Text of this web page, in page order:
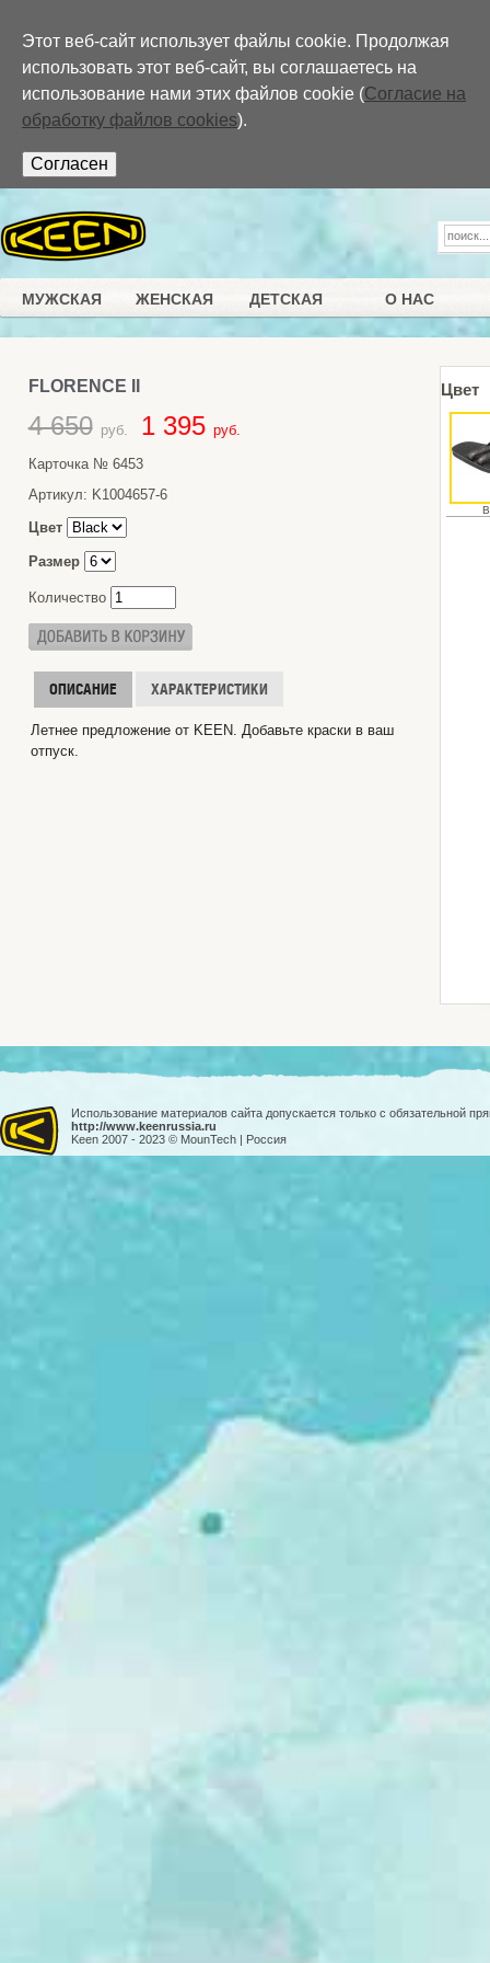
Этот веб-сайт использует файлы cookie. Продолжая
использовать этот веб-сайт, вы соглашаетесь на
использование нами этих файлов cookie (Согласие на
обработку файлов cookies).
МУЖСКАЯ ЖЕНСКАЯ ДЕТСКАЯ О НАС
FLORENCE II
4 650 руб. 1 395 руб.
Карточка № 6453
Артикул: K1004657-6
Цвет
Размер
Количество
ОПИСАНИЕ ХАРАКТЕРИСТИКИ
Летнее предложение от KEEN. Добавьте краски в ваш
отпуск.
Цвет
Использование материалов сайта допускается только с обязательной
http://www.keenrussia.ru
Keen 2007 - 2023 © MounTech | Россия